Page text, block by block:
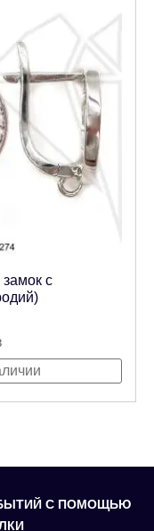
с
₽.
С ПОМОЩЬЮ